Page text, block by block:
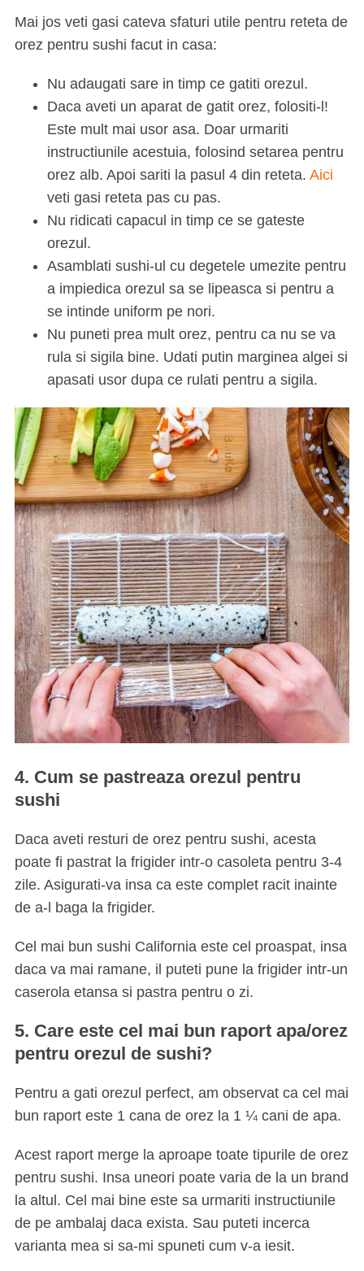
Mai jos veti gasi cateva sfaturi utile pentru reteta de
orez pentru sushi facut in casa:
Nu adaugati sare in timp ce gatiti orezul.
Daca aveti un aparat de gatit orez, folositi-l!
Este mult mai usor asa. Doar urmariti
instructiunile acestuia, folosind setarea pentru
orez alb. Apoi sariti la pasul 4 din reteta. Aici
veti gasi reteta pas cu pas.
Nu ridicati capacul in timp ce se gateste
orezul.
Asamblati sushi-ul cu degetele umezite pentru
a impiedica orezul sa se lipeasca si pentru a
se intinde uniform pe nori.
Nu puneti prea mult orez, pentru ca nu se va
rula si sigila bine. Udati putin marginea algei si
apasati usor dupa ce rulati pentru a sigila.
4. Cum se pastreaza orezul pentru
sushi
Daca aveti resturi de orez pentru sushi, acesta
poate fi pastrat la frigider intr-o casoleta pentru 3-4
zile. Asigurati-va insa ca este complet racit inainte
de a-l baga la frigider.
Cel mai bun sushi California este cel proaspat, insa
daca va mai ramane, il puteti pune la frigider intr-un
caserola etansa si pastra pentru o zi.
5. Care este cel mai bun raport apa/orez
pentru orezul de sushi?
Pentru a gati orezul perfect, am observat ca cel mai
bun raport este 1 cana de orez la 1 ¼ cani de apa.
Acest raport merge la aproape toate tipurile de orez
pentru sushi. Insa uneori poate varia de la un brand
la altul. Cel mai bine este sa urmariti instructiunile
de pe ambalaj daca exista. Sau puteti incerca
varianta mea si sa-mi spuneti cum v-a iesit.
S
e
r
h
o
r